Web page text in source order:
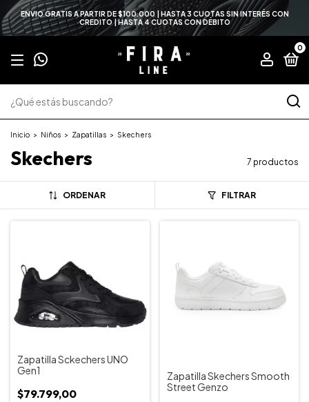
ENVIO GRATIS A PARTIR DE $100.000 | HASTA 3 CUOTAS SIN INTERÉS CON
CREDITO | HASTA 4 CUOTAS CON DÉBITO
0
Inicio > Niños > Zapatillas > Skechers
Skechers 7 productos
ORDENAR FILTRAR
Zapatilla Sckechers UNO
Gen1
$79.799,00
Zapatilla Skechers Smooth
Street Genzo